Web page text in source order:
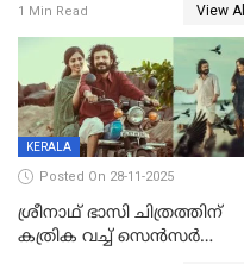
വീഡിയോകോൾ;
കൃത്രിമക്കാല്‍ നല്‍കാമെന്ന്
താരം, വീട്
നിര്‍മിക്കുന്നതിനുള്ള
ഇടപെടലും നടത്തും
1 Min Read View All
KERALA
Posted On 28-11-2025
ശ്രീനാഥ് ഭാസി ചിത്രത്തിന്
കത്രിക വച്ച് സെൻസർ